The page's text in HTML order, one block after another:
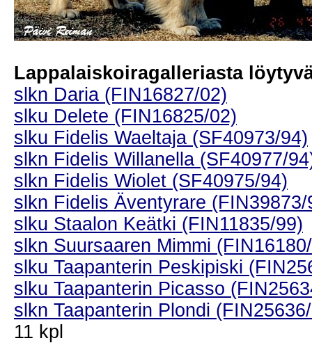
Lappalaiskoiragalleriasta
slkn Daria (FIN16827/02)
slku Delete (FIN16825/02)
slku Fidelis Waeltaja (SF40973/94)
slkn Fidelis Willanella (SF40977/
slkn Fidelis Wiolet (SF40975/94)
slkn Fidelis Äventyrare (FIN39873/
slku Staalon Keätki (FIN11835/99)
slkn Suursaaren Mimmi
slku Taapanterin Peskipiski
slku Taapanterin Picasso
slkn Taapanterin Plondi
11 kpl